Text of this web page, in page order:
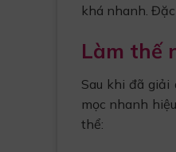
khá nhanh.
Làm thế
Sau khi đã giải
mọc nhanh
thể: